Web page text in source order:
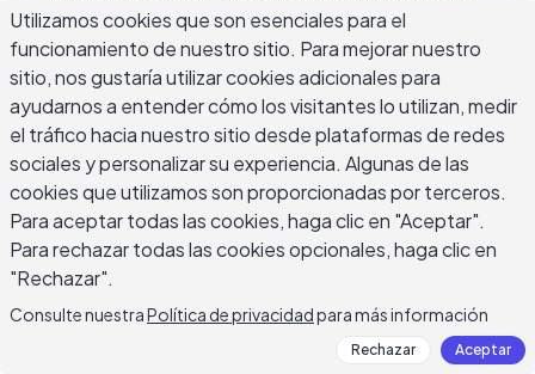
de profesionales encuentran más fácil describir el
trabajo de sus colegas que el suyo propio, y el
cuadro vacío del perfil de LinkedIn es donde esa
dificultad se muestra con más claridad. Un
generador de bio de LinkedIn te proporciona un
punto de partida estructurado: describe tu rol,
experiencia y objetivos, y la IA produce múltiples
borradores de la sección About en segundos.
Esta guía cubre cómo funcionan estas
LinkedIn más fuertes, cómo escribir un titular que
aparezca en búsquedas de reclutadores, y cómo
Utilizamos cookies que son esenciales para el
funcionamiento de nuestro sitio. Para mejorar nuestro
sitio, nos gustaría utilizar cookies adicionales para
ayudarnos a entender cómo los visitantes lo utilizan, medir
el tráfico hacia nuestro sitio desde plataformas de redes
sociales y personalizar su experiencia. Algunas de las
cookies que utilizamos son proporcionadas por terceros.
Para aceptar todas las cookies, haga clic en "Aceptar".
Para rechazar todas las cookies opcionales, haga clic en
"Rechazar".
Consulte nuestraPolítica de privacidadpara más información
Rechazar Aceptar